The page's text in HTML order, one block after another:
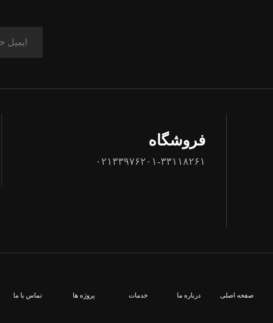
فروشگاه
۰۲۱۳۳۹۷۶۲۰۱-۳۳۱۱۸۲۶۱
صفحه اصلی درباره ما خدمات پروژه ها تماس با ما